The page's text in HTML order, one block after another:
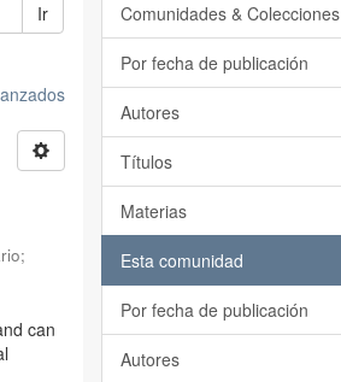
Ir
;
can
Comunidades & Colecciones
Por fecha de publicación
Autores
Títulos
Materias
Esta comunidad
Por fecha de publicación
Autores